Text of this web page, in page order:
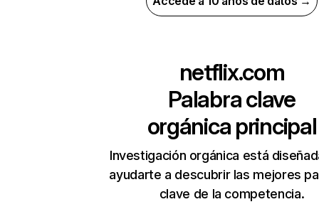
netflix.com
Palabra clave
orgánica principal
Investigación orgánica está
ayudarte a descubrir las mejores
clave de la competencia.